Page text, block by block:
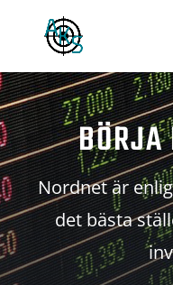
Nordnet är
det bästa